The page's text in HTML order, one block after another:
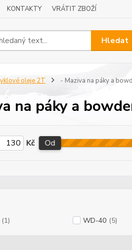
KONTAKTY VRÁTIT ZBOŽÍ
Hledat
oleje 2T - Maziva na páky a
na páky a
Kč Od
(1) WD-40 (5)